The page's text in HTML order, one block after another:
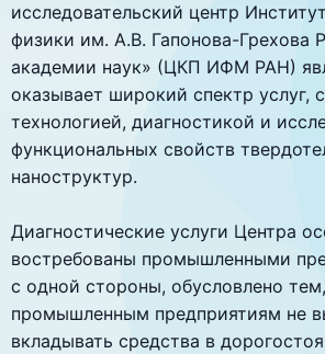
исследовательский центр
физики им. А.В. Гапонова-Грехова
академии наук» (ЦКП ИФМ РАН)
оказывает широкий спектр услуг,
технологией, диагностикой и
функциональных свойств
наноструктур.
Диагностические услуги Центра
востребованы промышленными
с одной стороны, обусловлено
промышленным предприятиям не
вкладывать средства в